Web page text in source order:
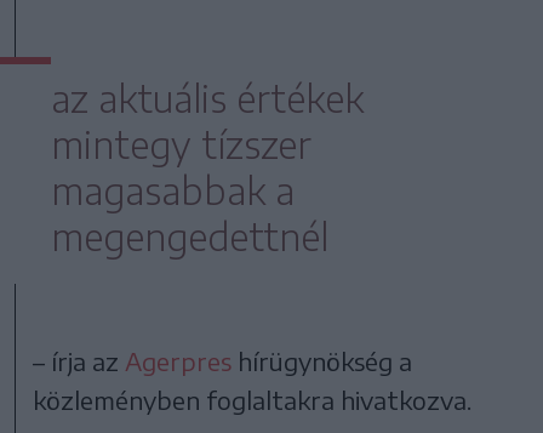
az aktuális értékek
mintegy tízszer
magasabbak a
megengedettnél
– írja az Agerpres hírügynökség a
közleményben foglaltakra hivatkozva.